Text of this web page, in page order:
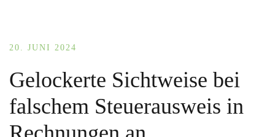
20. JUNI 2024
Gelockerte Sichtweise bei
falschem Steuerausweis in